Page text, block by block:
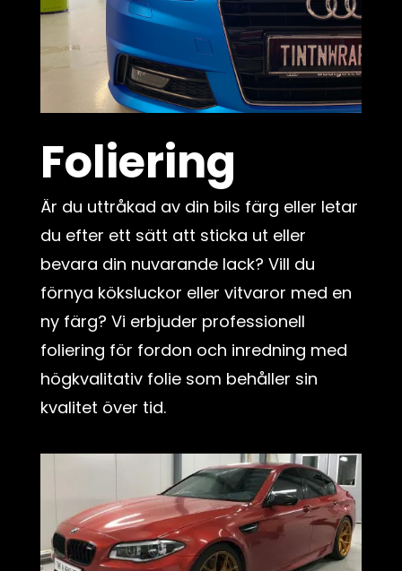
Foliering
Är du uttråkad av din bils färg eller letar
du efter ett sätt att sticka ut eller
bevara din nuvarande lack? Vill du
förnya köksluckor eller vitvaror med en
ny färg? Vi erbjuder professionell
foliering för fordon och inredning med
högkvalitativ folie som behåller sin
kvalitet över tid.